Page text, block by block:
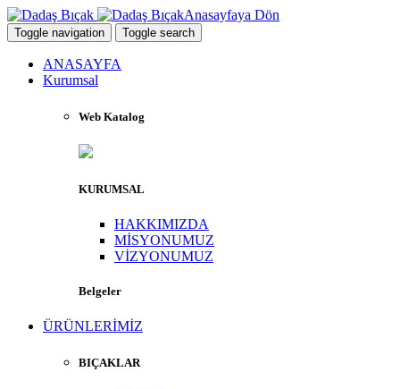
Anasayfaya Dön
Toggle navigation Toggle search
ANASAYFA
Kurumsal
Web Katalog
KURUMSAL
HAKKIMIZDA
MİSYONUMUZ
VİZYONUMUZ
Belgeler
ÜRÜNLERİMİZ
BIÇAKLAR